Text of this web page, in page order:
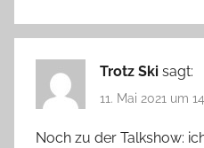
Trotz Ski sagt:
11. Mai 2021 um
Noch zu der Talkshow: